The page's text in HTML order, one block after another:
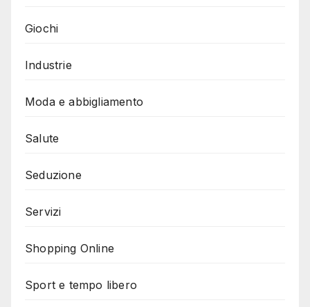
Giochi
Industrie
Moda e abbigliamento
Salute
Seduzione
Servizi
Shopping Online
Sport e tempo libero